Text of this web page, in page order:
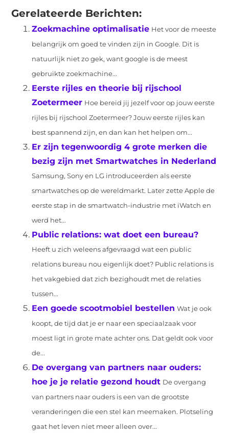
Gerelateerde Berichten:
Zoekmachine optimalisatie Het voor de meeste
belangrijk om goed te vinden zijn in Google. Dit is
natuurlijk niet zo gek, want google is de meest
gebruikte zoekmachine...
Eerste rijles en theorie bij rijschool
Zoetermeer Hoe bereid jij jezelf voor op jouw eerste
rijles bij rijschool Zoetermeer? Jouw eerste rijles kan
best spannend zijn, en dan kan het helpen om...
Er zijn tegenwoordig 4 grote merken die
bezig zijn met Smartwatches in Nederland
Samsung, Sony en LG introduceerden als eerste
smartwatches op de wereldmarkt. Later zette Apple de
eerste stap in de smartwatch-industrie met iWatch en
werd het...
Public relations: wat doet een bureau?
Heeft u zich weleens afgevraagd wat een public
relations bureau nou eigenlijk doet? Public relations is
het vakgebied dat zich bezighoudt met de relaties
tussen...
Een goede scootmobiel bestellen Wat je ook
koopt, de tijd dat je er naar een speciaalzaak voor
moest ligt in grote mate achter ons. Dat geldt ook voor
de...
De overgang van partners naar ouders:
hoe je je relatie gezond houdt De overgang
van partners naar ouders is een van de grootste
veranderingen die een stel kan meemaken. Plotseling
gaat het leven niet meer alleen over...